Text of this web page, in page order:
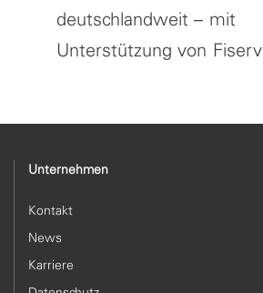
deutschlandweit – mit
Unterstützung von Fiserv
Unternehmen
Kontakt
News
Karriere